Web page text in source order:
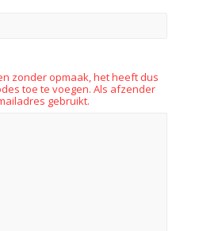
zonder opmaak, het heeft dus
toe te voegen. Als afzender
gebruikt.